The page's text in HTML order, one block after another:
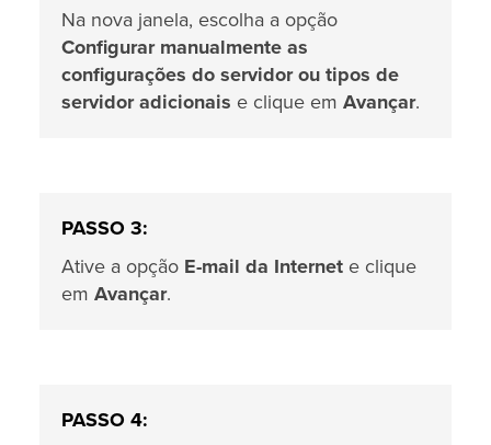
Na nova janela, escolha a opção
Configurar manualmente as
configurações do servidor ou tipos de
servidor adicionais e clique em Avançar.
PASSO 3:
Ative a opção E-mail da Internet e clique
em Avançar.
PASSO 4: